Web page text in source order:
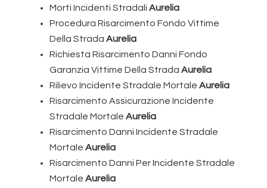
Morti Incidenti StradaliAurelia
Procedura Risarcimento Fondo Vittime
Della StradaAurelia
Richiesta Risarcimento Danni Fondo
Garanzia Vittime Della StradaAurelia
Rilievo Incidente Stradale MortaleAurelia
Risarcimento Assicurazione Incidente
Stradale MortaleAurelia
Risarcimento Danni Incidente Stradale
MortaleAurelia
Risarcimento Danni Per Incidente Stradale
MortaleAurelia